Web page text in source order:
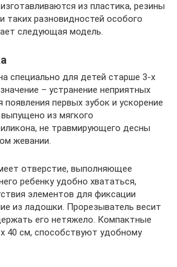
из пластика, резины
таких разновидностей особого
следующая модель.
специально для детей старше 3-х
– устранение неприятных
первых зубок и ускорение
из мягкого
не травмирующего десны
жевании.
отверстие, выполняющее
ребенку удобно хвататься,
элементов для фиксации
из ладошки. Прорезыватель весит
его нетяжело. Компактные
40 см, способствуют удобному